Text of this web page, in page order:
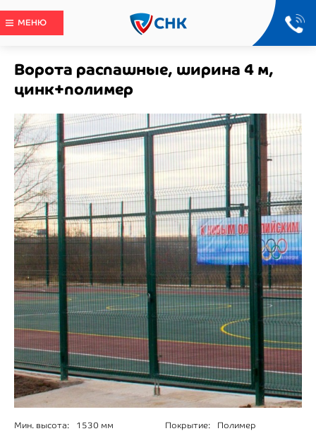
МЕНЮ
Ворота распашные, ширина 4 м,
цинк+полимер
Мин. высота: 1530 мм Покрытие: Полимер